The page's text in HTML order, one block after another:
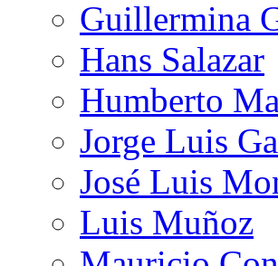
Guillermina
Hans Salazar
Humberto
Jorge Luis
José Luis
Luis Muñoz